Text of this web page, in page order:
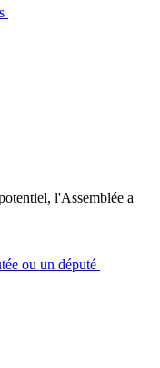
l'Assemblée a
ou un député